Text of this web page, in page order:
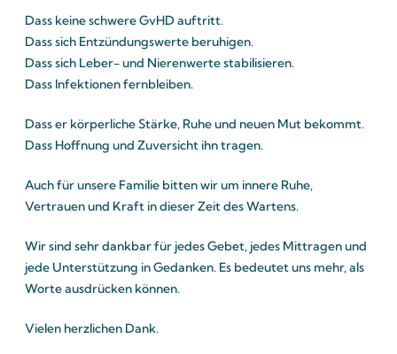
Dass keine schwere GvHD auftritt.
Dass sich Entzündungswerte beruhigen.
Dass sich Leber- und Nierenwerte stabilisieren.
Dass Infektionen fernbleiben.
Dass er körperliche Stärke, Ruhe und neuen Mut bekommt.
Dass Hoffnung und Zuversicht ihn tragen.
Auch für unsere Familie bitten wir um innere Ruhe,
Vertrauen und Kraft in dieser Zeit des Wartens.
Wir sind sehr dankbar für jedes Gebet, jedes Mittragen und
jede Unterstützung in Gedanken. Es bedeutet uns mehr, als
Worte ausdrücken können.
Vielen herzlichen Dank.